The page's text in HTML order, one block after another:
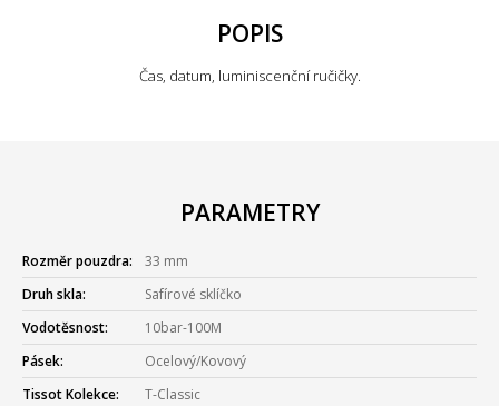
POPIS
Čas, datum, luminiscenční ručičky.
PARAMETRY
Rozměr pouzdra:
33 mm
Druh skla:
Safírové sklíčko
Vodotěsnost:
10bar-100M
Pásek:
Ocelový/Kovový
Tissot Kolekce:
T-Classic